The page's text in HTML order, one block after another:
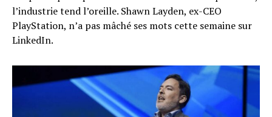
l’industrie tend l’oreille. Shawn Layden, ex-CEO
PlayStation, n’a pas mâché ses mots cette semaine sur
LinkedIn.